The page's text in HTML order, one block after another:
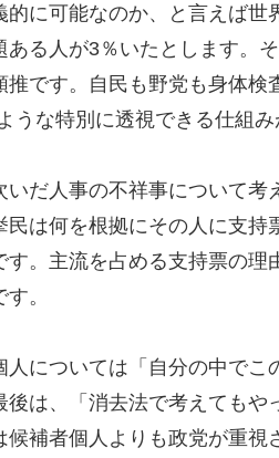
に可能なのか、と言えば世
る人が3％いたとします。
推です。自民も野党も身体
うな特別に透視できる仕組み
いだ人事の不祥事について
民は何を根拠にその人に支
す。主流を占める支持票の
。
については「自分の中でこ
後は、「消去法で考えても
補者個人よりも政党が重視